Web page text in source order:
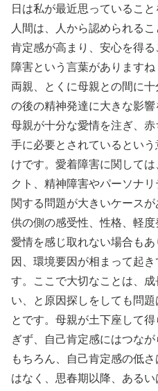
日は私が最近思っているこ
人間は、人から認められる
肯定感が高まり、安心を得
障害という言葉がありますね
両親、とくに母親との間に
の後の精神発達に大きな影響
母親が十分な愛情を注ぎ、
手に必要とされているとい
けです。愛着障害に関して
クト、精神障害やパーソナ
関する問題が大きいケース
供の側の感受性、性格、軽
愛情を感じ取れない場合も
因、環境要因が相まって起
す。ここで大切なことは、
い、と原因探しをしても問
とです。母親が土下座して
ぎず、自己肯定感にはつなが
もちろん、自己肯定感の低
はなく、思春期以降、ある